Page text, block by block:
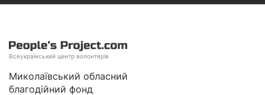
Всеукраїнський центр волонтерів
Миколаївський обласний
благодійний фонд